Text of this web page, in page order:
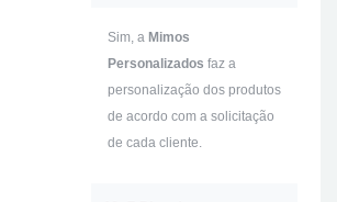
Sim, a Mimos
Personalizados faz a
personalização dos produtos
de acordo com a solicitação
de cada cliente.